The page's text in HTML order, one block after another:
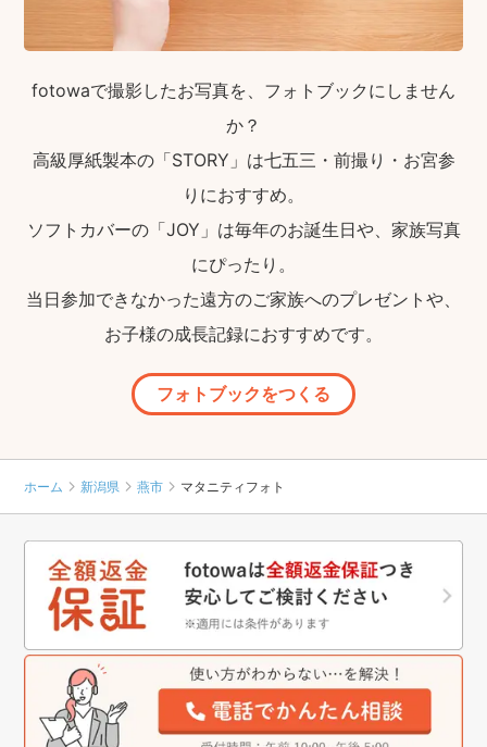
fotowaで撮影したお写真を、フォトブックにしません
か？
高級厚紙製本の「STORY」は七五三・前撮り・お宮参
りにおすすめ。
ソフトカバーの「JOY」は毎年のお誕生日や、家族写真
にぴったり。
当日参加できなかった遠方のご家族へのプレゼントや、
お子様の成長記録におすすめです。
フォトブックをつくる
ホーム 新潟県 燕市 マタニティフォト